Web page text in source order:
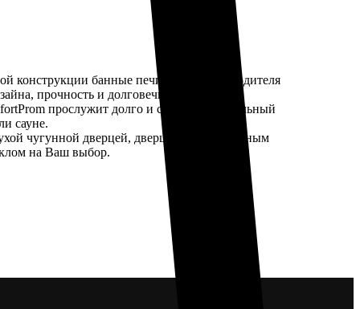
конструкции банные печи этого производителя
прочность и долговечность.
прослужит долго и создаст оптимальный
сауне.
чугунной дверцей, дверцей с жаропрочным
на Ваш выбор.